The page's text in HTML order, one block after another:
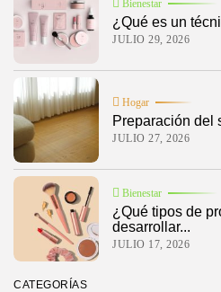
Bienestar
¿Qué es un
JULIO 29, 2026
Hogar
Preparación del
JULIO 27, 2026
Bienestar
¿Qué tipos de
desarrollar...
JULIO 17, 2026
CATEGORÍAS